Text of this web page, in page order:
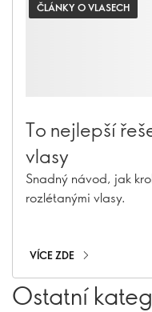
ČLÁNKY O VLASECH
To nejlepší
vlasy
Snadný návod, jak
rozlétanými vlasy.
VÍCE ZDE
Ostatní